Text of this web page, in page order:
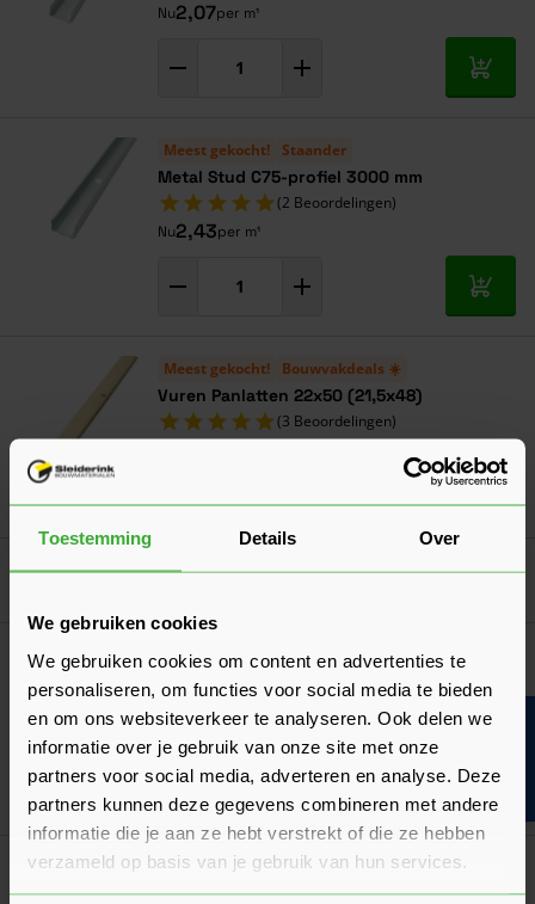
Toestemming Details Over
We gebruiken cookies
We gebruiken cookies om content en advertenties te
personaliseren, om functies voor social media te bieden
en om ons websiteverkeer te analyseren. Ook delen we
informatie over je gebruik van onze site met onze
partners voor social media, adverteren en analyse. Deze
partners kunnen deze gegevens combineren met andere
informatie die je aan ze hebt verstrekt of die ze hebben
verzameld op basis van je gebruik van hun services.
Nu2,07per m¹
In
Meest gekocht! Staander
Metal Stud C75-profiel 3000 mm
(2 Beoordelingen)
Nu2,43per m¹
In
Meest gekocht! Bouwvakdeals ☀️
Vuren Panlatten 22x50 (21,5x48)
(3 Beoordelingen)
Nu0,69per m¹ Ga
Goed voorbereid aan de slag
Productvergelijking
Glaswol of Steenwol?
Een productvergelijking tussen twee vergelijkbare
isolatiematerialen. Wanneer kies je voor welk product?
Laatst gewijzigd: Februari 2026
Leestijd: 1 minuut
Lees
Algemeen
Is minerale wol schadelijk?